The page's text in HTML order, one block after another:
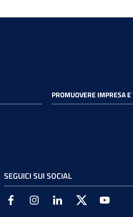
PROMUOVERE IMPRESA
SEGUICI SUI SOCIAL
Facebook InstagramLinkedin Twitter